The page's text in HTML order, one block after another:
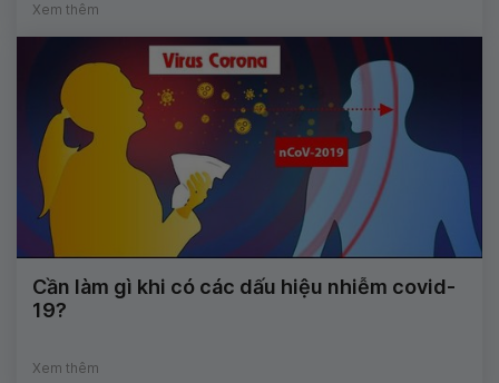
Xem thêm
Cần làm gì khi có các dấu hiệu nhiễm covid-
19?
Xem thêm